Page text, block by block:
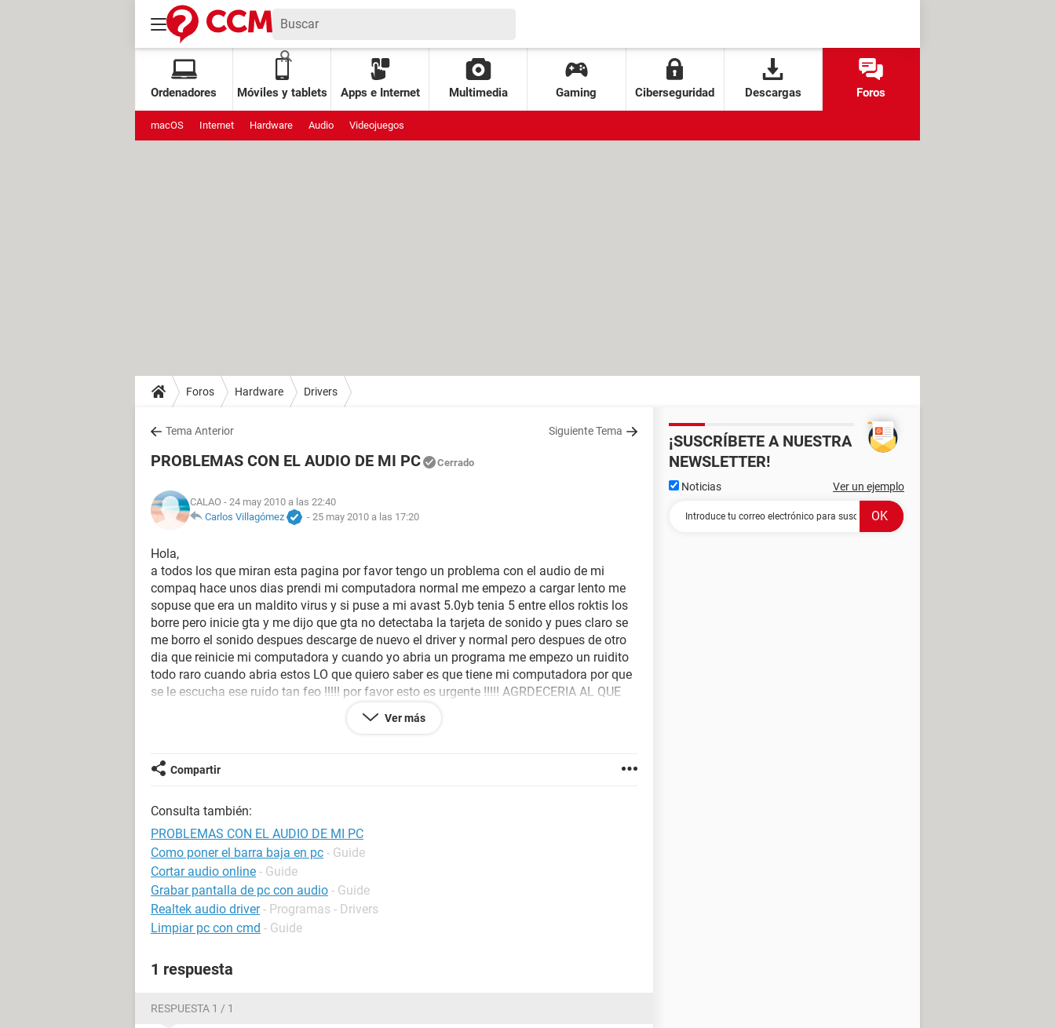
Ordenadores Móviles y tablets Apps e Internet Multimedia Gaming Ciberseguridad Descargas Foros
macOS Internet Hardware Audio Videojuegos
Foros Hardware Drivers
Tema Anterior Siguiente Tema
PROBLEMAS CON EL AUDIO DE MI PC Cerrado
CALAO - 24 may 2010 a las 22:40
Carlos Villagómez
- 25 may 2010 a las 17:20
Hola,
a todos los que miran esta pagina por favor tengo un problema con el audio de mi
compaq hace unos dias prendi mi computadora normal me empezo a cargar lento me
sopuse que era un maldito virus y si puse a mi avast 5.0yb tenia 5 entre ellos roktis los
borre pero inicie gta y me dijo que gta no detectaba la tarjeta de sonido y pues claro se
me borro el sonido despues descarge de nuevo el driver y normal pero despues de otro
dia que reinicie mi computadora y cuando yo abria un programa me empezo un ruidito
todo raro cuando abria estos LO que quiero saber es que tiene mi computadora por que
se le escucha ese ruido tan feo !!!!! por favor esto es urgente !!!!! AGRDECERIA AL QUE
Ver más
Compartir
Consulta también:
PROBLEMAS CON EL AUDIO DE MI PC
Como poner el barra baja en pc - Guide
Cortar audio online - Guide
Grabar pantalla de pc con audio - Guide
Realtek audio driver - Programas - Drivers
Limpiar pc con cmd - Guide
1 respuesta
RESPUESTA 1 / 1
¡SUSCRÍBETE A NUESTRA
NEWSLETTER!
Noticias Ver un ejemplo